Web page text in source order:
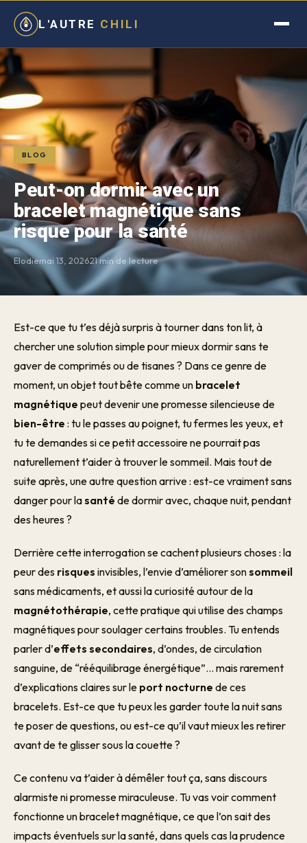
L'AUTRE CHILI
BLOG
Peut-on dormir avec un
bracelet magnétique sans
risque pour la santé
Elodiemai 13, 202621 min de lecture
Est-ce que tu t’es déjà surpris à tourner dans ton lit, à
chercher une solution simple pour mieux dormir sans te
gaver de comprimés ou de tisanes ? Dans ce genre de
moment, un objet tout bête comme un bracelet
magnétique peut devenir une promesse silencieuse de
bien-être : tu le passes au poignet, tu fermes les yeux, et
tu te demandes si ce petit accessoire ne pourrait pas
naturellement t’aider à trouver le sommeil. Mais tout de
suite après, une autre question arrive : est-ce vraiment sans
danger pour lasanté de dormir avec, chaque nuit, pendant
des heures ?
Derrière cette interrogation se cachent plusieurs choses : la
peur des risques invisibles, l’envie d’améliorer sonsommeil
sans médicaments, et aussi la curiosité autour de la
magnétothérapie, cette pratique qui utilise des champs
magnétiques pour soulager certains troubles. Tu entends
parler d’effets secondaires, d’ondes, de circulation
sanguine, de “rééquilibrage énergétique”… mais rarement
d’explications claires sur le port nocturne de ces
bracelets. Est-ce que tu peux les garder toute la nuit sans
te poser de questions, ou est-ce qu’il vaut mieux les retirer
avant de te glisser sous la couette ?
Ce contenu va t’aider à démêler tout ça, sans discours
alarmiste ni promesse miraculeuse. Tu vas voir comment
fonctionne un bracelet magnétique, ce que l’on sait des
impacts éventuels sur la santé, dans quels cas la prudence